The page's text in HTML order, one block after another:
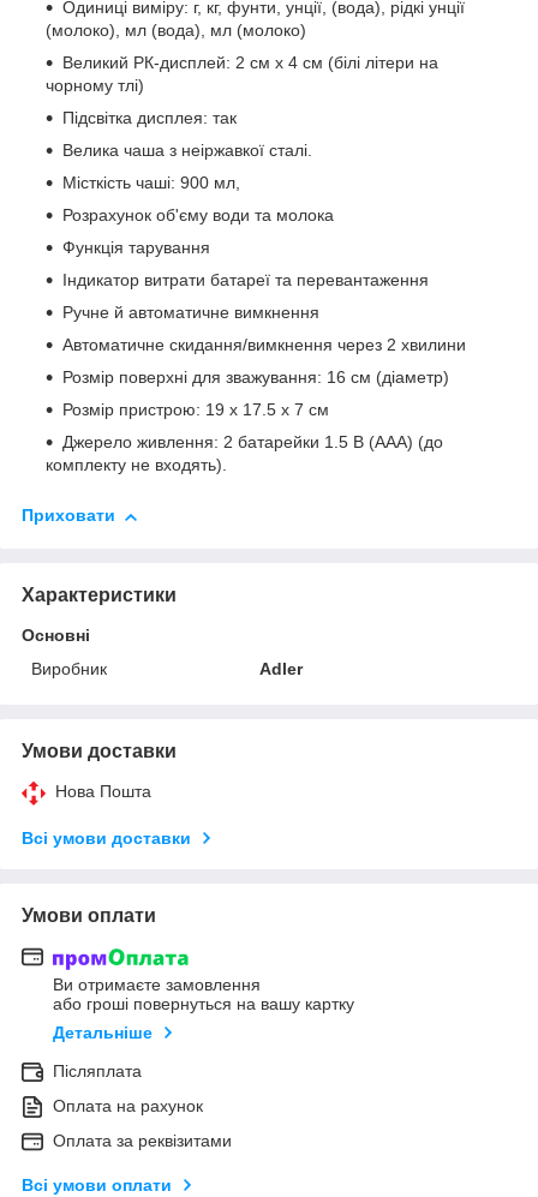
Одиниці виміру: г, кг, фунти, унції, (вода), рідкі унції
(молоко), мл (вода), мл (молоко)
Великий РК-дисплей: 2 см х 4 см (білі літери на
чорному тлі)
Підсвітка дисплея: так
Велика чаша з неіржавкої сталі.
Місткість чаші: 900 мл,
Розрахунок об'єму води та молока
Функція тарування
Індикатор витрати батареї та перевантаження
Ручне й автоматичне вимкнення
Автоматичне скидання/вимкнення через 2 хвилини
Розмір поверхні для зважування: 16 см (діаметр)
Розмір пристрою: 19 х 17.5 х 7 см
Джерело живлення: 2 батарейки 1.5 В (ААА) (до
комплекту не входять).
Приховати
Характеристики
Основні
Виробник
Adler
Умови доставки
Нова Пошта
Всі умови доставки
Умови оплати
Ви отримаєте замовлення
або гроші повернуться на вашу картку
Детальніше
Післяплата
Оплата на рахунок
Оплата за реквізитами
Всі умови оплати